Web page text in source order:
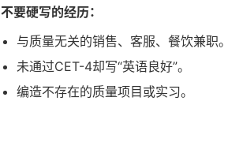
不要硬写的经历：
与质量无关的销售、客服、餐饮兼职。
未通过CET-4却写“英语良好”。
编造不存在的质量项目或实习。